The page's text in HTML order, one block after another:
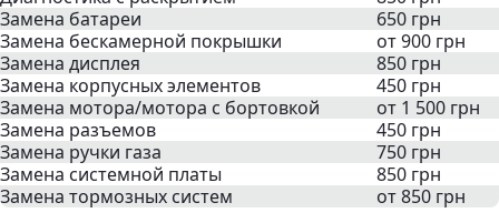
Замена батареи
650 грн
Замена бескамерной покрышки
от 900 грн
Замена дисплея
850 грн
Замена корпусных элементов
450 грн
Замена мотора/мотора с бортовкой
от 1 500 грн
Замена разъемов
450 грн
Замена ручки газа
750 грн
Замена системной платы
850 грн
Замена тормозных систем
от 850 грн